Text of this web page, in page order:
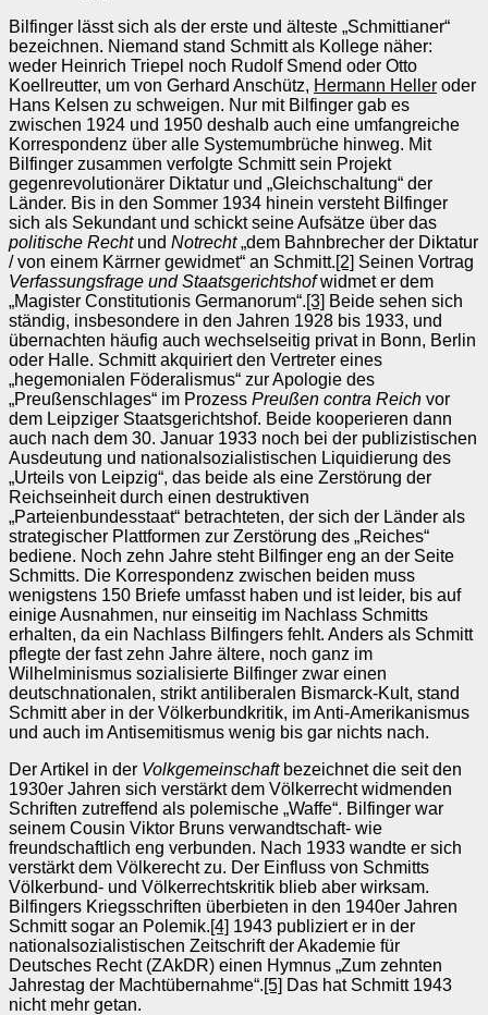
Bilfinger lässt sich als der erste und älteste „Schmittianer“
bezeichnen. Niemand stand Schmitt als Kollege näher:
weder Heinrich Triepel noch Rudolf Smend oder Otto
Koellreutter, um von Gerhard Anschütz, Hermann Heller oder
Hans Kelsen zu schweigen. Nur mit Bilfinger gab es
zwischen 1924 und 1950 deshalb auch eine umfangreiche
Korrespondenz über alle Systemumbrüche hinweg. Mit
Bilfinger zusammen verfolgte Schmitt sein Projekt
gegenrevolutionärer Diktatur und „Gleichschaltung“ der
Länder. Bis in den Sommer 1934 hinein versteht Bilfinger
sich als Sekundant und schickt seine Aufsätze über das
politische Rechtund Notrecht„dem Bahnbrecher der Diktatur
/ von einem Kärrner gewidmet“ an Schmitt.[2] Seinen Vortrag
Verfassungsfrage und Staatsgerichtshofwidmet er dem
„Magister Constitutionis Germanorum“.[3] Beide sehen sich
ständig, insbesondere in den Jahren 1928 bis 1933, und
übernachten häufig auch wechselseitig privat in Bonn, Berlin
oder Halle. Schmitt akquiriert den Vertreter eines
„hegemonialen Föderalismus“ zur Apologie des
„Preußenschlages“ im Prozess Preußen contra Reich vor
dem Leipziger Staatsgerichtshof. Beide kooperieren dann
auch nach dem 30. Januar 1933 noch bei der publizistischen
Ausdeutung und nationalsozialistischen Liquidierung des
„Urteils von Leipzig“, das beide als eine Zerstörung der
Reichseinheit durch einen destruktiven
„Parteienbundesstaat“ betrachteten, der sich der Länder als
strategischer Plattformen zur Zerstörung des „Reiches“
bediene. Noch zehn Jahre steht Bilfinger eng an der Seite
Schmitts. Die Korrespondenz zwischen beiden muss
wenigstens 150 Briefe umfasst haben und ist leider, bis auf
einige Ausnahmen, nur einseitig im Nachlass Schmitts
erhalten, da ein Nachlass Bilfingers fehlt. Anders als Schmitt
pflegte der fast zehn Jahre ältere, noch ganz im
Wilhelminismus sozialisierte Bilfinger zwar einen
deutschnationalen, strikt antiliberalen Bismarck‑Kult, stand
Schmitt aber in der Völkerbundkritik, im Anti‑Amerikanismus
und auch im Antisemitismus wenig bis gar nichts nach.
Der Artikel in der Volkgemeinschaftbezeichnet die seit den
1930er Jahren sich verstärkt dem Völkerrecht widmenden
Schriften zutreffend als polemische „Waffe“. Bilfinger war
seinem Cousin Viktor Bruns verwandtschaft‑ wie
freundschaftlich eng verbunden. Nach 1933 wandte er sich
verstärkt dem Völkerecht zu. Der Einfluss von Schmitts
Völkerbund‑ und Völkerrechtskritik blieb aber wirksam.
Bilfingers Kriegsschriften überbieten in den 1940er Jahren
Schmitt sogar an Polemik.[4] 1943 publiziert er in der
nationalsozialistischen Zeitschrift der Akademie für
Deutsches Recht (ZAkDR) einen Hymnus „Zum zehnten
Jahrestag der Machtübernahme“.[5] Das hat Schmitt 1943
nicht mehr getan.